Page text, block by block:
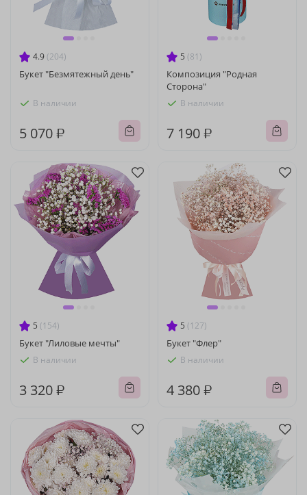
4.9 (204)
Букет "Безмятежный день"
В наличии
5 070 ₽
5 (81)
Композиция "Родная
Сторона"
В наличии
7 190 ₽
5 (154)
Букет "Лиловые мечты"
В наличии
3 320 ₽
5 (127)
Букет "Флер"
В наличии
4 380 ₽